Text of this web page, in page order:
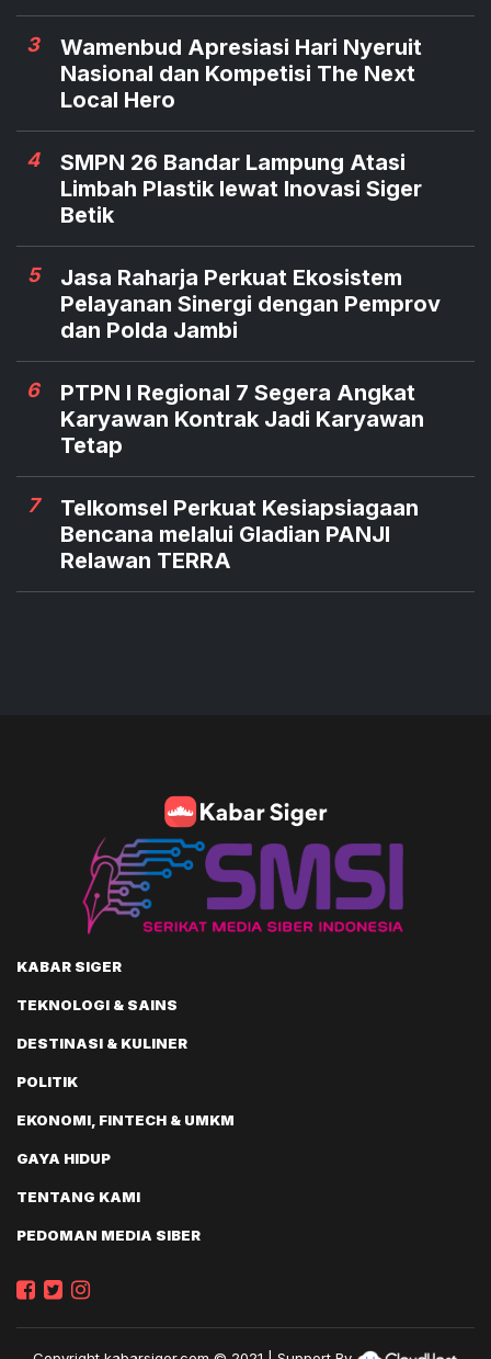
3
Wamenbud Apresiasi Hari Nyeruit
Nasional dan Kompetisi The Next
Local Hero
4
SMPN 26 Bandar Lampung Atasi
Limbah Plastik lewat Inovasi Siger
Betik
5
Jasa Raharja Perkuat Ekosistem
Pelayanan Sinergi dengan Pemprov
dan Polda Jambi
6
PTPN I Regional 7 Segera Angkat
Karyawan Kontrak Jadi Karyawan
Tetap
7
Telkomsel Perkuat Kesiapsiagaan
Bencana melalui Gladian PANJI
Relawan TERRA
KABAR SIGER
TEKNOLOGI & SAINS
DESTINASI & KULINER
POLITIK
EKONOMI, FINTECH & UMKM
GAYA HIDUP
TENTANG KAMI
PEDOMAN MEDIA SIBER